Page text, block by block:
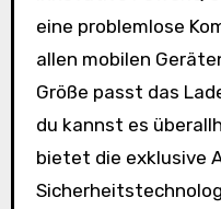
eine problemlose
allen mobilen
Größe passt das
du kannst es
bietet die exklusive